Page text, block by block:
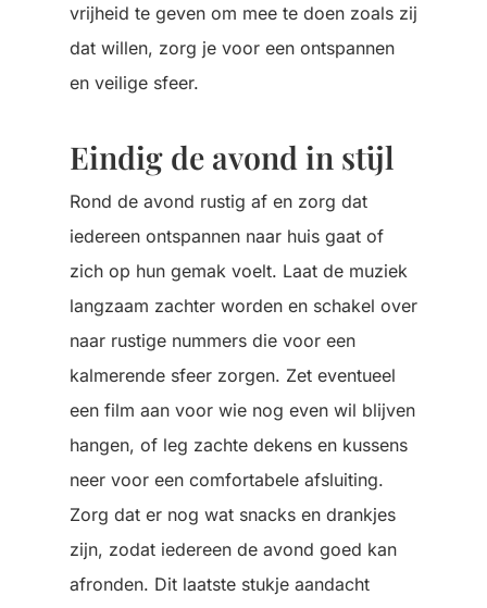
vrijheid te geven om mee te doen zoals zij
dat willen, zorg je voor een ontspannen
en veilige sfeer.
Eindig de avond in stijl
Rond de avond rustig af en zorg dat
iedereen ontspannen naar huis gaat of
zich op hun gemak voelt. Laat de muziek
langzaam zachter worden en schakel over
naar rustige nummers die voor een
kalmerende sfeer zorgen. Zet eventueel
een film aan voor wie nog even wil blijven
hangen, of leg zachte dekens en kussens
neer voor een comfortabele afsluiting.
Zorg dat er nog wat snacks en drankjes
zijn, zodat iedereen de avond goed kan
afronden. Dit laatste stukje aandacht